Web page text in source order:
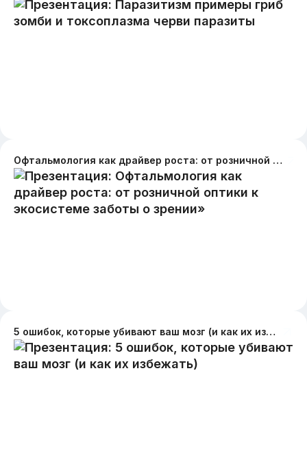
Офтальмология как драйвер роста: от розничной оптики к экосистеме заботы о зрении»
5 ошибок, которые убивают ваш мозг (и как их избежать)